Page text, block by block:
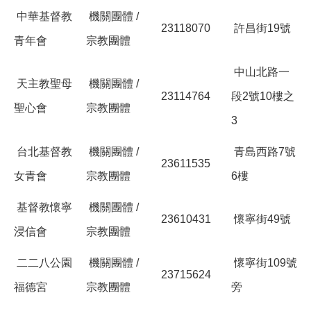
中華基督教
青年會
機關團體 /
宗教團體
23118070 許昌街19號
天主教聖母
聖心會
機關團體 /
宗教團體
23114764
中山北路一
段2號10樓之
3
台北基督教
女青會
機關團體 /
宗教團體
23611535
青島西路7號
6樓
基督教懷寧
浸信會
機關團體 /
宗教團體
23610431 懷寧街49號
二二八公園
福德宮
機關團體 /
宗教團體
23715624
懷寧街109號
旁